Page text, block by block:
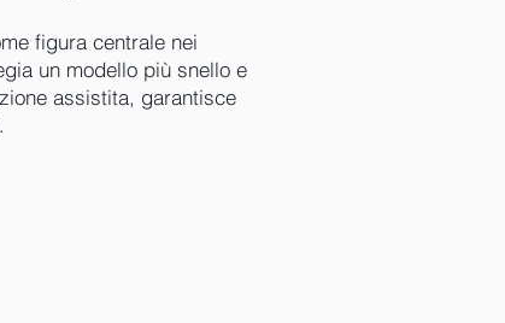
figura centrale nei
un modello più snello e
assistita, garantisce